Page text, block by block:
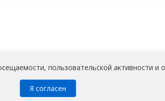
обработку неограниченным кругом лиц
пользовательской активности и
Я согласен